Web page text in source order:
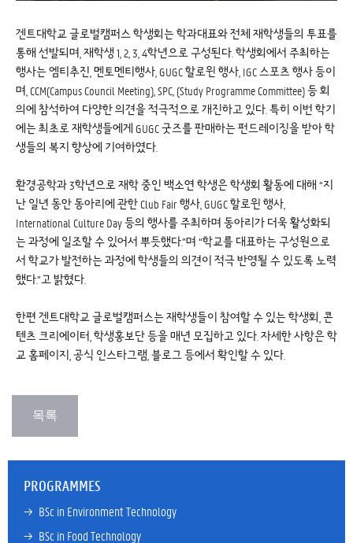
겐트대학교 글로벌캠퍼스 학생회는 학과대표와 전체 재학생들의 투표를
통해 선발되며, 재학생 1, 2, 3, 4학년으로 구성된다. 학생회에서 주최하는
행사는 엠티추진, 멘토멘티행사, GUGC 할로윈 행사, IGC 스포츠 행사 등이
며, CCM(Campus Council Meeting), SPC, (Study Programme Committee) 등 회
의에 참석하여 다양한 의견을 적극적으로 개진하고 있다. 특히 이번 학기
에는 최초로 재학생들에게 GUGC 굿즈를 판매하는 펀드레이징을 받아 학
생들의 복지 향상에 기여하였다.
환경공학과 3학년으로 재학 중인 백소연 학생은 학생회 활동에 대해 “지
난 일년 동안 동아리에 관한 Club Fair 행사, GUGC 할로윈 행사,
International Culture Day 등의 행사를 주최하며 동아리가 더욱 활성화되
는 과정에 일조할 수 있어서 뿌듯했다.”며 “학교를 대표하는 구성원으로
서 학교가 발전하는 과정에 학생들의 의견이 적극 반영될 수 있도록 노력
했다.”고 밝혔다.
한편 겐트대학교 글로벌캠퍼스는 재학생들이 참여할 수 있는 학생회, 콘
텐츠 크리에이터, 학생홍보단 등을 매년 모집하고 있다. 자세한 사항은 학
교 홈페이지, 공식 인스타그램, 블로그 등에서 확인할 수 있다.
PROGRAMMES
→ BSc in Environment Technology
→ BSc in Food Technology